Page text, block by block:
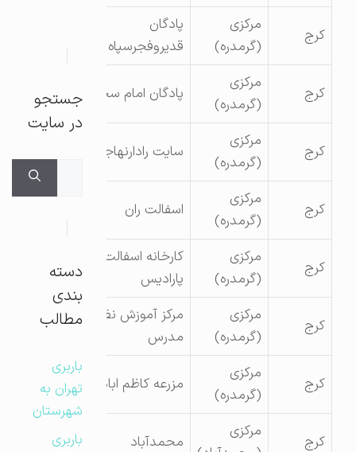
مرکزی
(گرمدره)
پادگان
قدیروفجرسپاه
مرکزی
(گرمدره)
پادگان امام سجاد
مرکزی
(گرمدره)
سایت رادارنهاجا
مرکزی
(گرمدره)
اسفالت ران
مرکزی
(گرمدره)
کارخانه اسفالت
پارادیس
مرکزی
(گرمدره)
مرکز آموزش نظامی
مدرس
مرکزی
(گرمدره)
مزرعه کاظم اباد
مرکزی
محمدآباد
جستجو
در سایت
دسته
بندی
مطالب
باربری
تهران به
شهرستان
باربری